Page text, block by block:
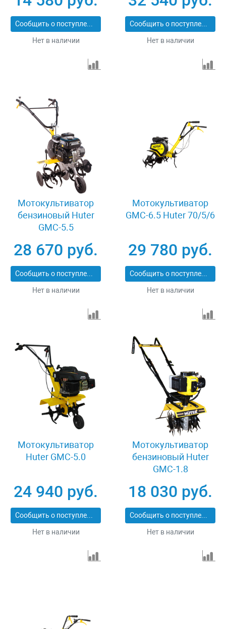
Сообщить о поступлении
Нет в наличии
Сообщить о поступлении
Нет в наличии
Мотокультиватор
бензиновый Huter
GMC-5.5
28 670 руб.
Сообщить о поступлении
Нет в наличии
Мотокультиватор
GMC-6.5 Huter 70/5/6
29 780 руб.
Сообщить о поступлении
Нет в наличии
Мотокультиватор
Huter GMC-5.0
24 940 руб.
Сообщить о поступлении
Нет в наличии
Мотокультиватор
бензиновый Huter
GMC-1.8
18 030 руб.
Сообщить о поступлении
Нет в наличии